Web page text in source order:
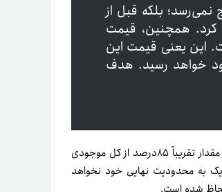
بلکه قبل از
کرد. همچنین، قیمت
است. این یعنی قیمت این
بعدی، در سال ۲۰۲۴ به اوج خود خواهد رسید. هدف
در‌حال‌حاضر، بیش از ۱۸میلیون بیت کوین استخراج شده است و در‌گردش قرار دارد که این مقدار تقریباً ۸۵درصد از کل موجودی
به محدودیت نهایی خود نخواهد